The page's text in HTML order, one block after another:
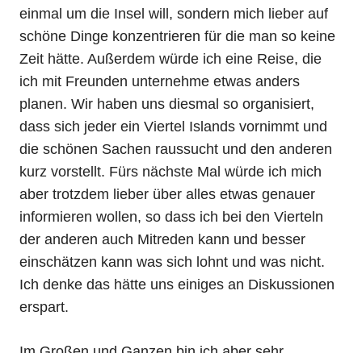
einmal um die Insel will, sondern mich lieber auf
schöne Dinge konzentrieren für die man so keine
Zeit hätte. Außerdem würde ich eine Reise, die
ich mit Freunden unternehme etwas anders
planen. Wir haben uns diesmal so organisiert,
dass sich jeder ein Viertel Islands vornimmt und
die schönen Sachen raussucht und den anderen
kurz vorstellt. Fürs nächste Mal würde ich mich
aber trotzdem lieber über alles etwas genauer
informieren wollen, so dass ich bei den Vierteln
der anderen auch Mitreden kann und besser
einschätzen kann was sich lohnt und was nicht.
Ich denke das hätte uns einiges an Diskussionen
erspart.